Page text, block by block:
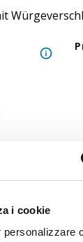
i cookie
€ 1,685€